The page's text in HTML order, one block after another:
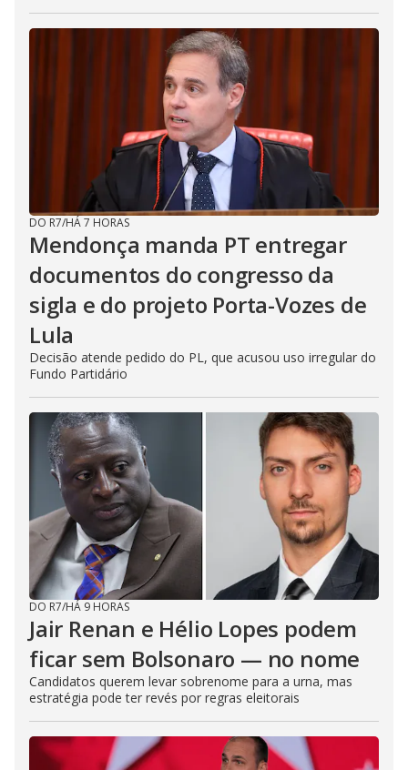
DO R7/HÁ 7 HORAS
Mendonça manda PT entregar
documentos do congresso da
sigla e do projeto Porta-Vozes de
Lula
Decisão atende pedido do PL, que acusou uso irregular do
Fundo Partidário
DO R7/HÁ 9 HORAS
Jair Renan e Hélio Lopes podem
ficar sem Bolsonaro — no nome
Candidatos querem levar sobrenome para a urna, mas
estratégia pode ter revés por regras eleitorais